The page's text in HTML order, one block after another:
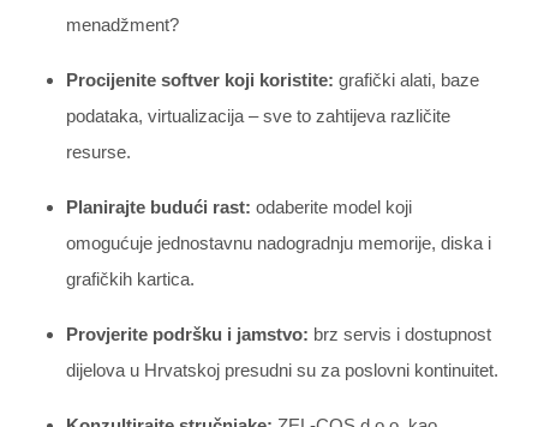
menadžment?
Procijenite softver koji koristite: grafički alati, baze
podataka, virtualizacija – sve to zahtijeva različite
resurse.
Planirajte budući rast: odaberite model koji
omogućuje jednostavnu nadogradnju memorije, diska i
grafičkih kartica.
Provjerite podršku i jamstvo: brz servis i dostupnost
dijelova u Hrvatskoj presudni su za poslovni kontinuitet.